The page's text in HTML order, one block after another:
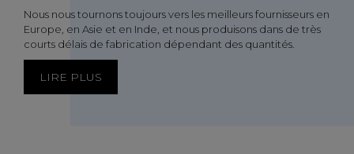
Nous nous tournons toujours vers les meilleurs fournisseurs en
Europe, en Asie et en Inde, et nous produisons dans de très
courts délais de fabrication dépendant des quantités.
LIRE PLUS